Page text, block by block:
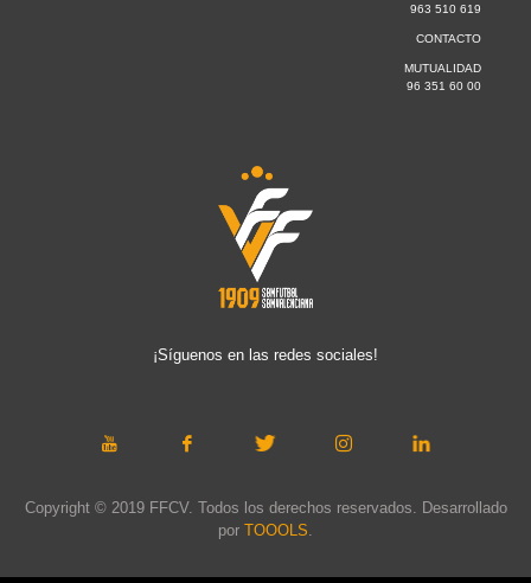
963 510 619
CONTACTO
MUTUALIDAD
96 351 60 00
¡Síguenos en las redes sociales!
Copyright © 2019 FFCV. Todos los derechos reservados. Desarrollado
por TOOOLS.